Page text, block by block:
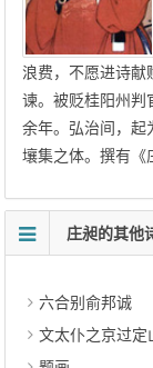
浪费，不愿进诗献
谏。被贬桂阳州判
余年。弘治间，起
壤集之体。撰有《
庄昶的其他
六合别俞邦诚
文太仆之京过定